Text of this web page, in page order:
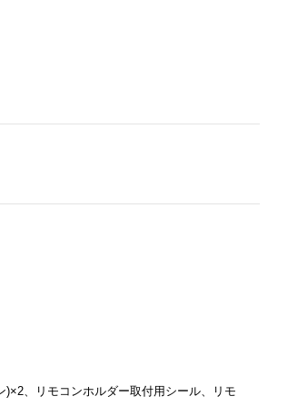
、リモコンホルダー取付用シール、リモ